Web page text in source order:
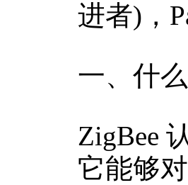
进者)，
一、什
ZigBee
它能够